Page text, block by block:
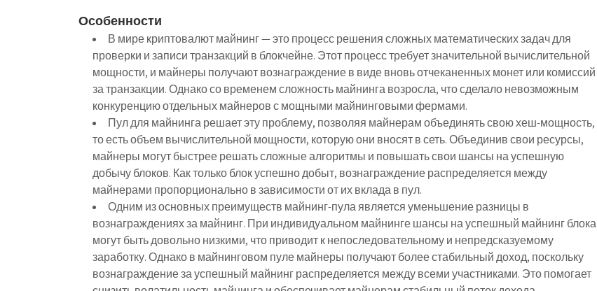
Особенности
В мире криптовалют майнинг — это процесс решения сложных математических задач для
проверки и записи транзакций в блокчейне. Этот процесс требует значительной вычислительной
мощности, и майнеры получают вознаграждение в виде вновь отчеканенных монет или комиссий
за транзакции. Однако со временем сложность майнинга возросла, что сделало невозможным
конкуренцию отдельных майнеров с мощными майнинговыми фермами.
Пул для майнинга решает эту проблему, позволяя майнерам объединять свою хеш-мощность,
то есть объем вычислительной мощности, которую они вносят в сеть. Объединив свои ресурсы,
майнеры могут быстрее решать сложные алгоритмы и повышать свои шансы на успешную
добычу блоков. Как только блок успешно добыт, вознаграждение распределяется между
майнерами пропорционально в зависимости от их вклада в пул.
Одним из основных преимуществ майнинг-пула является уменьшение разницы в
вознаграждениях за майнинг. При индивидуальном майнинге шансы на успешный майнинг блока
могут быть довольно низкими, что приводит к непоследовательному и непредсказуемому
заработку. Однако в майнинговом пуле майнеры получают более стабильный доход, поскольку
вознаграждение за успешный майнинг распределяется между всеми участниками. Это помогает